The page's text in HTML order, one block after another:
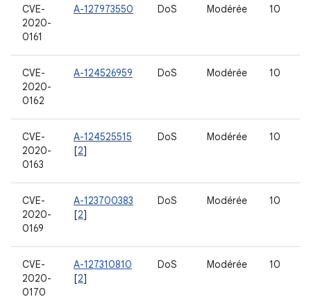
CVE-
2020-
0161
A-127973550 DoS Modérée 10
CVE-
2020-
0162
A-124526959 DoS Modérée 10
CVE-
2020-
0163
A-124525515
[2]
DoS Modérée 10
CVE-
2020-
0169
A-123700383
[2]
DoS Modérée 10
CVE-
2020-
0170
A-127310810
[2]
DoS Modérée 10